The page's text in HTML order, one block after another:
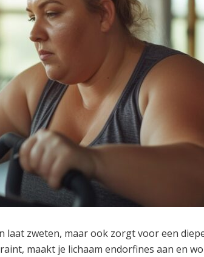
zweten, maar ook zorgt voor een
maakt je lichaam endorfines aan en